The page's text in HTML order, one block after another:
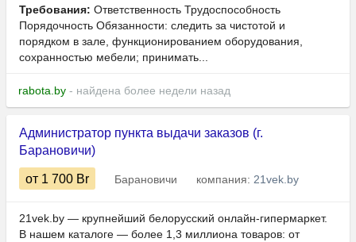
Требования: Ответственность Трудоспособность
Порядочность Обязанности: следить за чистотой и
порядком в зале, функционированием оборудования,
сохранностью мебели; принимать...
rabota.by - найдена более недели назад
Администратор пункта выдачи заказов (г.
Барановичи)
от 1 700 Br Барановичи компания: 21vek.by
21vek.by — крупнейший белорусский онлайн-гипермаркет.
В нашем каталоге — более 1,3 миллиона товаров: от